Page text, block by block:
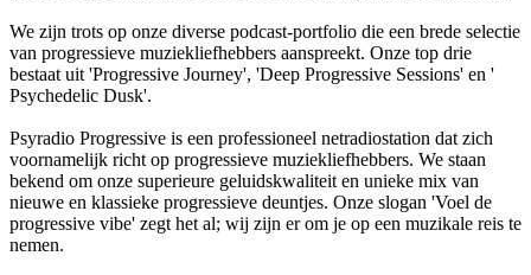
We zijn trots op onze diverse podcast-portfolio die een brede selectie
van progressieve muziekliefhebbers aanspreekt. Onze top drie
bestaat uit 'Progressive Journey', 'Deep Progressive Sessions' en '
Psychedelic Dusk'.
Psyradio Progressive is een professioneel netradiostation dat zich
voornamelijk richt op progressieve muziekliefhebbers. We staan
bekend om onze superieure geluidskwaliteit en unieke mix van
nieuwe en klassieke progressieve deuntjes. Onze slogan 'Voel de
progressive vibe' zegt het al; wij zijn er om je op een muzikale reis te
nemen.